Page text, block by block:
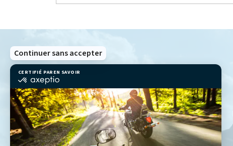
CERTIFIÉ PAR EN SAVOIR PLUS SUR
certifié
Axeptio
-
En
savoir
plus
sur
Axeptio
Continuer sans accepter